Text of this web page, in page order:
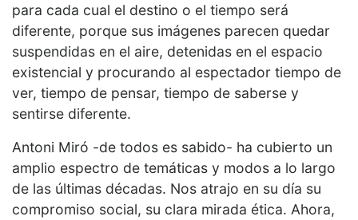
para cada cual el destino o el tiempo será
diferente, porque sus imágenes parecen quedar
suspendidas en el aire, detenidas en el espacio
existencial y procurando al espectador tiempo de
ver, tiempo de pensar, tiempo de saberse y
sentirse diferente.
Antoni Miró -de todos es sabido- ha cubierto un
amplio espectro de temáticas y modos a lo largo
de las últimas décadas. Nos atrajo en su día su
compromiso social, su clara mirada ética. Ahora,